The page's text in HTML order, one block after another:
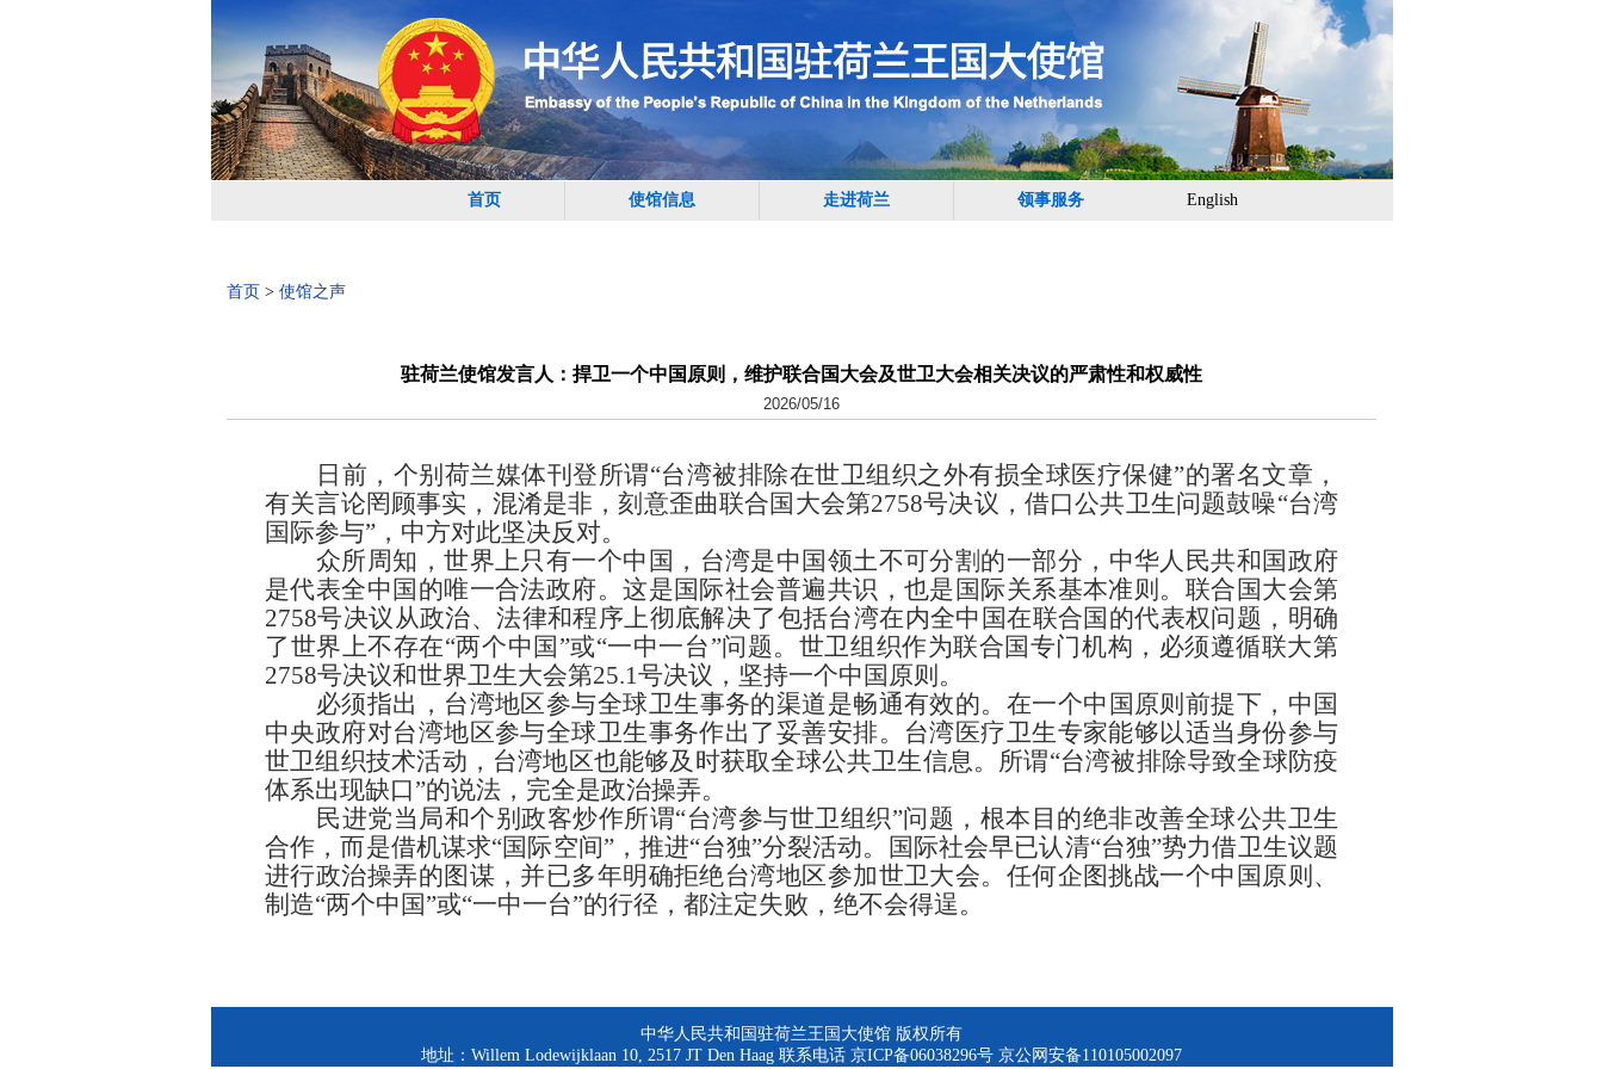
首页 使馆信息 走进荷兰 领事服务 English
首页 > 使馆之声
驻荷兰使馆发言人：捍卫一个中国原则，维护联合国大会及世卫大会相关决议的严肃性和权威性
2026/05/16
日前，个别荷兰媒体刊 登所谓“台湾被排除在世卫组织之外有损全球医疗保健”的署名文章，
有关言论罔顾事实，混淆是非，刻意歪曲联合国大会第2758号决议，借口公共卫生问题鼓噪“台湾
国际参与”，中方对此坚决反对。
众所周知，世界上只有一个中国，台湾是中国领土不可分割的一部分，中华人民共和国政府
是代表全中国的唯一合法政府。这是国际社会普遍共识，也是国际关系基本准则。联合国大会第
2758号决议从政治、法律和程序上彻底解决了包括台湾在内全中国在联合国的代表权问题，明确
了世界上不存在“两个中国”或“一中一台”问题。世卫组织作为联合国专门机构，必须遵循联大第
2758号决议和世界卫生大会第25.1号决议，坚持一个中国原则。
必须指出，台湾地区参与全球卫生事务的渠道是畅通有效的。在一个中国原则前提下，中国
中央政府对台湾地区参与全球卫生事务作出了妥善安排。台湾医疗卫生专家能够以适当身份参与
世卫组织技术活动，台湾地区也能够及时获取全球公共卫生信息。所谓“台湾被排除导致全球防疫
体系出现缺口”的说法，完全是政治操弄。
民进党当局和个别政客炒作所谓“台湾参与世卫组织”问题，根本目的绝非改善全球公共卫生
合作，而是借机谋求“国际空间”，推进“台独”分裂活动。国际社会早已认清“台独”势力借卫生议题
进行政治操弄的图谋，并已多年明确拒绝台湾地区参加世卫大会。任何企图挑战一个中国原则、
制造“两个中国”或“一中一台”的行径，都注定失败，绝不会得逞。
中华人民共和国驻荷兰王国大使馆 版权所有
地址：Willem Lodewijklaan 10, 2517 JT Den Haag 联系电话 京ICP备06038296号 京公网安备110105002097